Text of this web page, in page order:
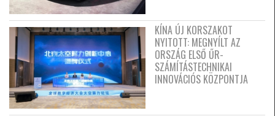
KÍNA ÚJ KORSZAKOT
NYITOTT: MEGNYÍLT AZ
ORSZÁG ELSŐ ŰR-
SZÁMÍTÁSTECHNIKAI
INNOVÁCIÓS KÖZPONTJA